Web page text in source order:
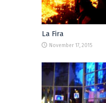
La Fira
November 17, 2015